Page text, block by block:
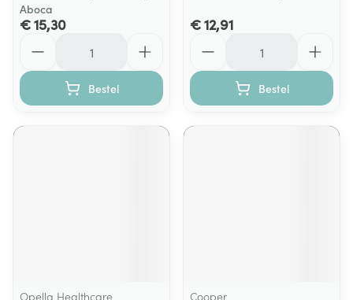
Aboca
€ 15,30
Bestel
€ 12,91
Bestel
Opella Healthcare Cooper